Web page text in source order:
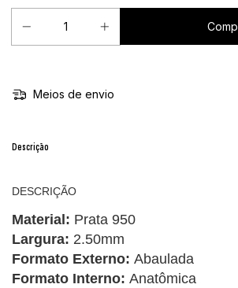
Meios de envio
Descrição
DESCRIÇÃO
Material: Prata 950
Largura: 2.50mm
Formato Externo: Abaulada
Formato Interno: Anatômica